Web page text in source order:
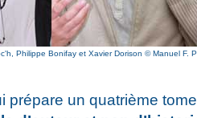
Philippe Bonifay et Xavier Dorison © Manuel F.
prépare un quatrième